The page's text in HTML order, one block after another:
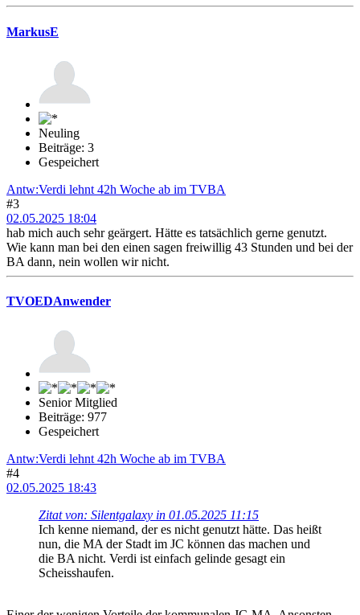
MarkusE
Neuling
Beiträge: 3
Gespeichert
Antw:Verdi lehnt 42h Woche ab im TVBA
#3
02.05.2025 18:04
hab mich auch sehr geärgert. Hätte es tatsächlich gerne genutzt.
Wie kann man bei den einen sagen freiwillig 43 Stunden und bei der
BA dann, nein wollen wir nicht.
TVOEDAnwender
Senior Mitglied
Beiträge: 977
Gespeichert
Antw:Verdi lehnt 42h Woche ab im TVBA
#4
02.05.2025 18:43
Zitat von: Silentgalaxy in 01.05.2025 11:15
Ich kenne niemand, der es nicht genutzt hätte. Das heißt
nun, die MA der Stadt im JC können das machen und
die BA nicht. Verdi ist einfach gelinde gesagt ein
Scheisshaufen.